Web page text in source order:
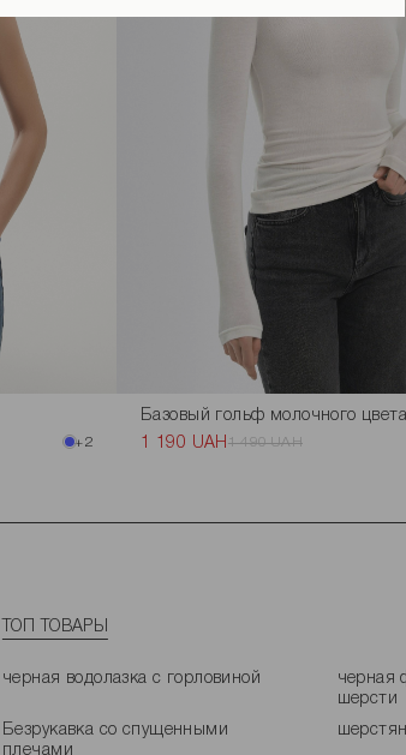
+2
Базовый гольф молочного цвета
1 190 UAH 1 490 UAH
ТОП ТОВАРЫ
черная водолазка с горловиной
черная
шерсти
Безрукавка со спущенными
плечами